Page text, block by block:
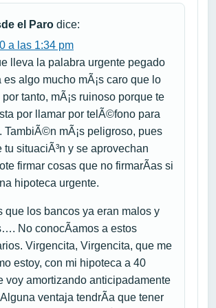
el Paro dice:
a las 1:34 pm
lleva la palabra urgente pegado
es algo mucho mÃ¡s caro que lo
por tanto, mÃ¡s ruinoso porque te
por llamar por telÃ©fono para
TambiÃ©n mÃ¡s peligroso, pues
tu situaciÃ³n y se aprovechan
firmar cosas que no firmarÃ­as si
hipoteca urgente.
que los bancos ya eran malos y
No conocÃ­amos a estos
Virgencita, Virgencita, que me
estoy, con mi hipoteca a 40
voy amortizando anticipadamente
ventaja tendrÃ­a que tener